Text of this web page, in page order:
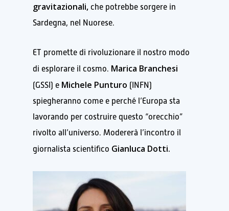
gravitazionali, che potrebbe sorgere in
Sardegna, nel Nuorese.
ET promette di rivoluzionare il nostro modo
di esplorare il cosmo. Marica Branchesi
(GSSI) e Michele Punturo (INFN)
spiegheranno come e perché l’Europa sta
lavorando per costruire questo “orecchio”
rivolto all’universo. Modererà l’incontro il
giornalista scientifico Gianluca Dotti.